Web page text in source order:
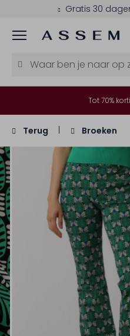
Gratis 30
Menu
Tot 70%
Terug Broeken